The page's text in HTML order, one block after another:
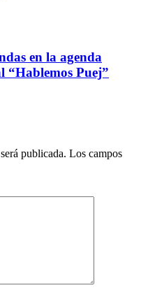
en la agenda
“Hablemos Puej”
publicada. Los campos